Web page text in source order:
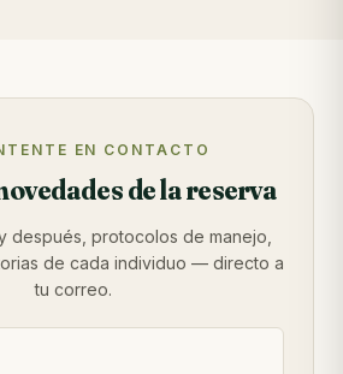
EN CONTACTO
de la reserva
después, protocolos de manejo,
de cada individuo — directo a
tu correo.